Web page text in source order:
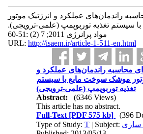
راندمان‌های عملکرد و انرژتیک موتور
سیستم تغذیه توربوپمپ (علمی-ترویجی).
مواد پرانرژی 2011; 7 (2) :51-60
URL: http://isaem.ir/article-1-511-en.html
محاسبه راندمان‌های عملکرد و
موشک سوخت مایع با سیستم
تغذیه توربوپمپ (علمی-ترویجی)
Abstract:
(6346 Views)
This article has no abstract.
Full-Text [PDF 575 kb]
(396
Type of Study:T | Subject: سازی